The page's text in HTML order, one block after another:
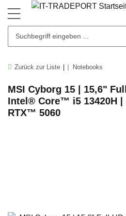
Zurück zur Liste Notebooks
MSI Cyborg 15 | 15,6"
Intel® Core™ i5 13420H |
RTX™ 5060